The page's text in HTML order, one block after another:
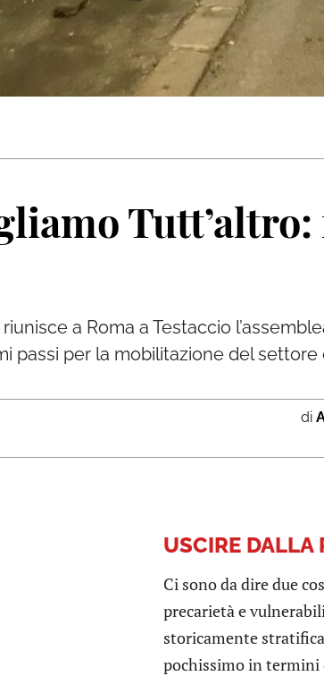
riunisce a Roma a Testaccio
passi per la mobilitazione del
di
USCIRE DALLA
Ci sono da dire due
precarietà e
storicamente
pochissimo in termini